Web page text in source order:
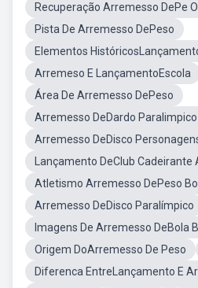
Recuperação Arremesso DePe O
Pista De Arremesso DePeso
Elementos
Arremeso E LançamentoEscola
Área De Arremesso DePeso
Arremesso DeDardo Paralimpico
Arremesso DeDisco
Lançamento DeClub Cadeirante
Atletismo Arremesso DePeso
Arremesso DeDisco Paralímpico
Imagens De Arremesso DeBola
Origem DoArremesso De Peso
Diferenca EntreLançamento E